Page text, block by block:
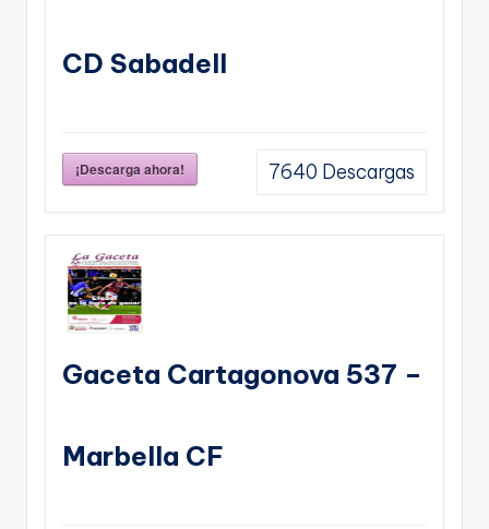
CD Sabadell
¡Descarga ahora! 7640 Descargas
Gaceta Cartagonova 537 –
Marbella CF